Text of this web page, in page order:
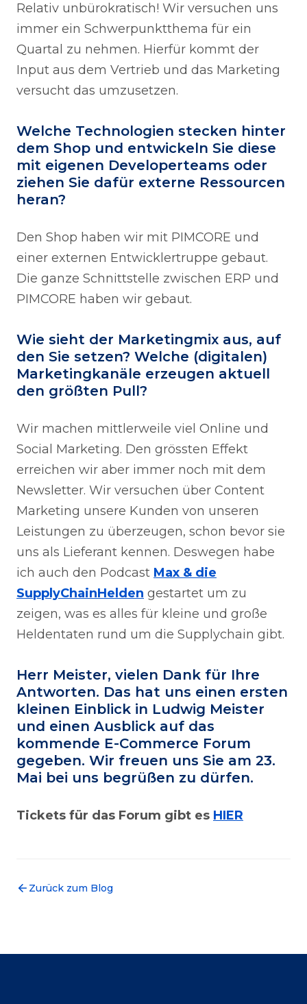
Relativ unbürokratisch! Wir versuchen uns
immer ein Schwerpunktthema für ein
Quartal zu nehmen. Hierfür kommt der
Input aus dem Vertrieb und das Marketing
versucht das umzusetzen.
Welche Technologien stecken hinter
dem Shop und entwickeln Sie diese
mit eigenen Developerteams oder
ziehen Sie dafür externe Ressourcen
heran?
Den Shop haben wir mit PIMCORE und
einer externen Entwicklertruppe gebaut.
Die ganze Schnittstelle zwischen ERP und
PIMCORE haben wir gebaut.
Wie sieht der Marketingmix aus, auf
den Sie setzen? Welche (digitalen)
Marketingkanäle erzeugen aktuell
den größten Pull?
Wir machen mittlerweile viel Online und
Social Marketing. Den grössten Effekt
erreichen wir aber immer noch mit dem
Newsletter. Wir versuchen über Content
Marketing unsere Kunden von unseren
Leistungen zu überzeugen, schon bevor sie
uns als Lieferant kennen. Deswegen habe
ich auch den Podcast Max & die
SupplyChainHelden gestartet um zu
zeigen, was es alles für kleine und große
Heldentaten rund um die Supplychain gibt.
Herr Meister, vielen Dank für Ihre
Antworten. Das hat uns einen ersten
kleinen Einblick in Ludwig Meister
und einen Ausblick auf das
kommende E-Commerce Forum
gegeben. Wir freuen uns Sie am 23.
Mai bei uns begrüßen zu dürfen.
Tickets für das Forum gibt es HIER
Zurück zum Blog